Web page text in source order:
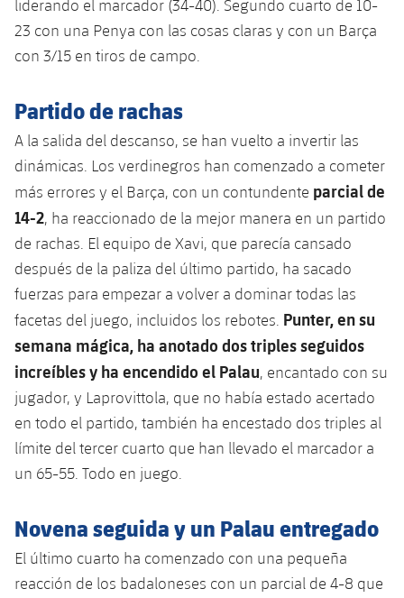
Calendario
Resultados
Clasificaciones
Jugadores
Calendario
Resultados
Clasificaciones
Hockey Hierba Masculino
Hockey Hierba Femenino
Patinaje artístico
plusicon
más
Plantilla
Agenda
Escuela de Patinaje
Rugby
Actualidad
Jugadores
Calendario
Resultados
Clasificaciones
Fotos
Voleibol
plusicon
más
Noticias
Voleibol masculino
Voleibol femenino
Apúntate a las amateurs
plusicon
más
Apúntate a las amateurs
Carnet de las Secciones Amateurs
League of Legends
VALORANT Rising
VALORANT Game Changers
eFootball
liderando el marcador (34-40). Segundo cuarto de 10-
23 con una Penya con las cosas claras y con un Barça
con 3/15 en tiros de campo.
Partido de rachas
A la salida del descanso, se han vuelto a invertir las
dinámicas. Los verdinegros han comenzado a cometer
más errores y el Barça, con un contundente parcial de
14-2, ha reaccionado de la mejor manera en un partido
de rachas. El equipo de Xavi, que parecía cansado
después de la paliza del último partido, ha sacado
fuerzas para empezar a volver a dominar todas las
facetas del juego, incluidos los rebotes. Punter, en su
semana mágica, ha anotado dos triples seguidos
increíbles y ha encendido el Palau, encantado con su
jugador, y Laprovittola, que no había estado acertado
en todo el partido, también ha encestado dos triples al
límite del tercer cuarto que han llevado el marcador a
un 65-55. Todo en juego.
Novena seguida y un Palau entregado
El último cuarto ha comenzado con una pequeña
reacción de los badaloneses con un parcial de 4-8 que